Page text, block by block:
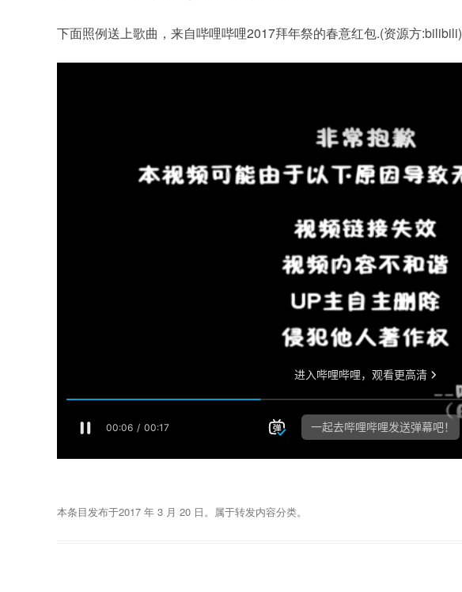
下面照例送上歌曲，来自哔哩哔哩2017拜年祭的春意红包.(资源方:bilibili)
本条目发布于2017 年 3 月 20 日。属于转发内容分类。